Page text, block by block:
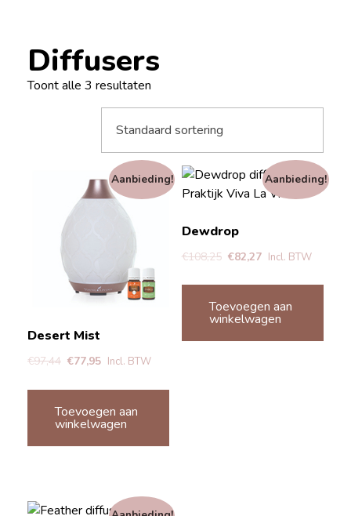
Diffusers
Toont alle 3 resultaten
Aanbieding!
Desert Mist
€97,44 €77,95 Incl. BTW
Toevoegen aan
winkelwagen
Aanbieding!
Dewdrop
€108,25 €82,27 Incl. BTW
Toevoegen aan
winkelwagen